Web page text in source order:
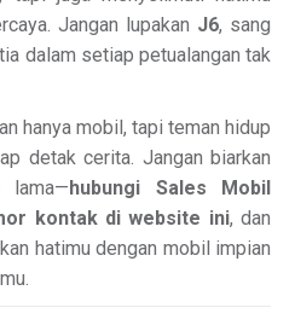
Jangan lupakan J6, sang
dalam setiap petualangan tak
hanya mobil, tapi teman hidup
detak cerita. Jangan biarkan
lama—hubungi Sales Mobil
kontak di website ini, dan
hatimu dengan mobil impian